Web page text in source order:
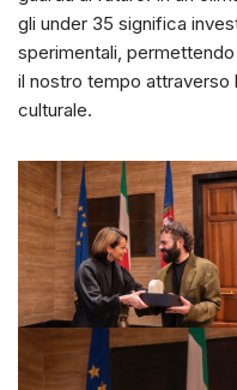
gli under 35 significa
sperimentali,
il nostro tempo attraverso
culturale.